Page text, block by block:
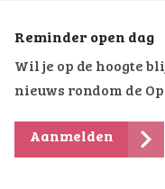
Reminder open dag
Wil je op de hoogte
nieuws rondom de
Aanmelden